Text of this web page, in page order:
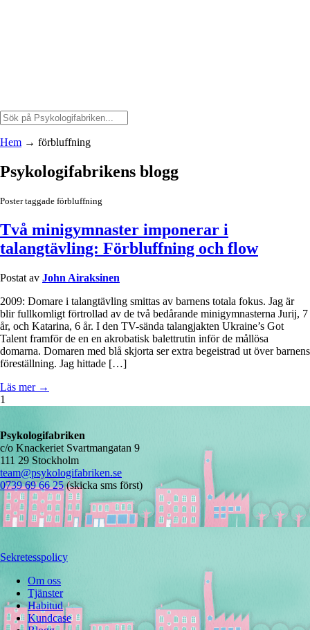
Hem → förbluffning
Psykologifabrikens blogg
Poster taggade förbluffning
Två minigymnaster imponerar i
talangtävling: Förbluffning och flow
Postat av John Airaksinen
2009: Domare i talangtävling smittas av barnens totala fokus. Jag är
blir fullkomligt förtrollad av de två bedårande minigymnasterna Jurij, 7
år, och Katarina, 6 år. I den TV-sända talangjakten Ukraine’s Got
Talent framför de en en akrobatisk balettrutin inför de mållösa
domarna. Domaren med blå skjorta ser extra begeistrad ut över barnens
föreställning. Jag hittade […]
Läs mer →
1
Psykologifabriken
c/o Knackeriet Svartmangatan 9
111 29 Stockholm
team@psykologifabriken.se
0739 69 66 25(skicka sms först)
Sekretesspolicy
Om oss
Tjänster
Habitud
Kundcase